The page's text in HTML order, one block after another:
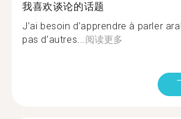
我喜欢谈论的话题
J’ai besoin d’apprendre à parler
pas d’autres...阅读更多